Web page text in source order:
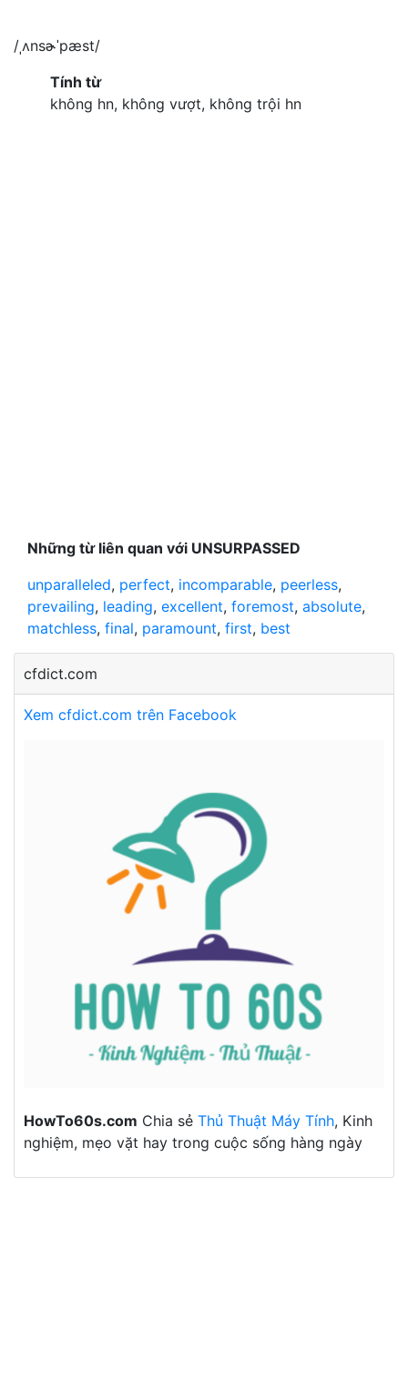
/ˌʌnsɚˈpæst/
Tính từ
không hn, không vượt, không trội hn
Những từ liên quan với UNSURPASSED
unparalleled, perfect, incomparable, peerless,
prevailing, leading, excellent, foremost, absolute,
matchless, final, paramount, first, best
cfdict.com
Xem cfdict.com trên Facebook
HowTo60s.com Chia sẻ Thủ Thuật Máy Tính, Kinh
nghiệm, mẹo vặt hay trong cuộc sống hàng ngày